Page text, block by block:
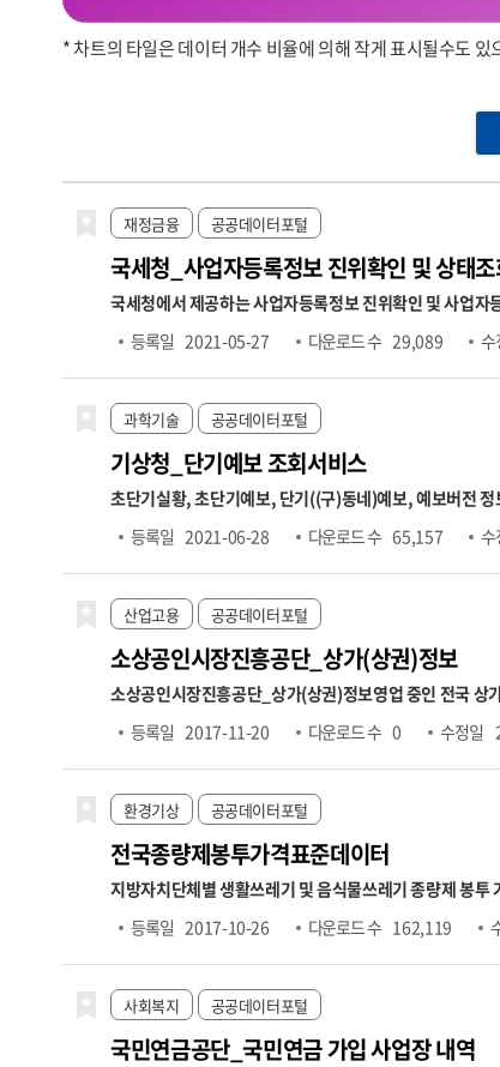
* 차트의 타일은 데이터 개수 비율에 의해 작게 표시될수도
재정금융 공공데이터포털
국세청_사업자등록정보 진위확인 및 상태
국세청에서 제공하는 사업자등록정보 진위확인 및 사업자등록 상태조회 API 서비스입니다. (진위확인) 사업자등록번호, 개업
진위여부 확인 (상태조회) 사업자등록번호만으로 해당 번호의 사업자 운영상
공데이터포털 → 정보공유 → 공지사항 → "[국세청]사업자등록정보 진위확인
데이트 됨(신규 개업자는 1~2일 소요)
등록일 2021-05-27 다운로드 수 29,089 수
과학기술 공공데이터포털
기상청_단기예보 조회서비스
초단기실황, 초단기예보, 단기((구)동네)예보, 예보버전
기예보는 예보기간을 글피까지 확장 및 예보단위를 상세화(3시간→1시간)하여 시공간적으로 세분화한 예보를
니다. 지역별 시간별 차이로 인한 수요자의 불편을 최소
등록일 2021-06-28 다운로드 수 65,157 수
산업고용 공공데이터포털
소상공인시장진흥공단_상가(상권)정보
소상공인시장진흥공단_상가(상권)정보영업 중인 전국 상
분류 기반 업종분류
2. 업종분류 체계: 대분류(10개), 중분
소상공인 365 공지사항에서 확인하시기 바랍니다.
등록일 2017-11-20 다운로드 수 0 수정일
환경기상 공공데이터포털
전국종량제봉투가격표준데이터
지방자치단체별 생활쓰레기 및 음식물쓰레기 종량제 봉
격,2ℓ가격,2.5ℓ가격,3ℓ가격,5ℓ가격,10ℓ가격,20ℓ가격
등록일 2017-10-26 다운로드 수 162,119
사회복지 공공데이터포털
국민연금공단_국민연금 가입 사업장 내역